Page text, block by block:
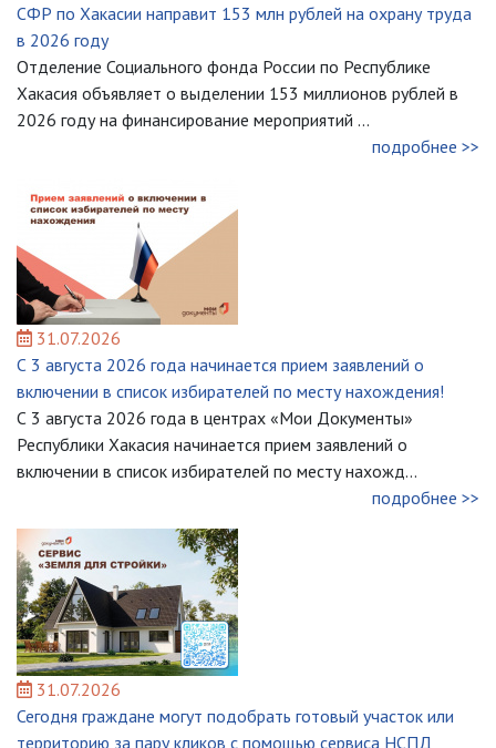
СФР по Хакасии направит 153 млн рублей на охрану труда
в 2026 году
Отделение Социального фонда России по Республике
Хакасия объявляет о выделении 153 миллионов рублей в
2026 году на финансирование мероприятий ...
подробнее >>
31.07.2026
С 3 августа 2026 года начинается прием заявлений о
включении в список избирателей по месту нахождения!
С 3 августа 2026 года в центрах «Мои Документы»
Республики Хакасия начинается прием заявлений о
включении в список избирателей по месту нахожд...
подробнее >>
31.07.2026
Сегодня граждане могут подобрать готовый участок или
территорию за пару кликов с помощью сервиса НСПД